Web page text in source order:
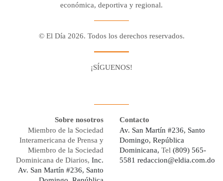
económica, deportiva y regional.
© El Día 2026. Todos los derechos reservados.
¡SÍGUENOS!
Sobre nosotros
Miembro de la Sociedad
Interamericana de Prensa y
Miembro de la Sociedad
Dominicana de Diarios, Inc.
Av. San Martín #236, Santo
Contacto
Av. San Martín #236, Santo
Domingo, República
Dominicana, Tel (809) 565-
5581 redaccion@eldia.com.do